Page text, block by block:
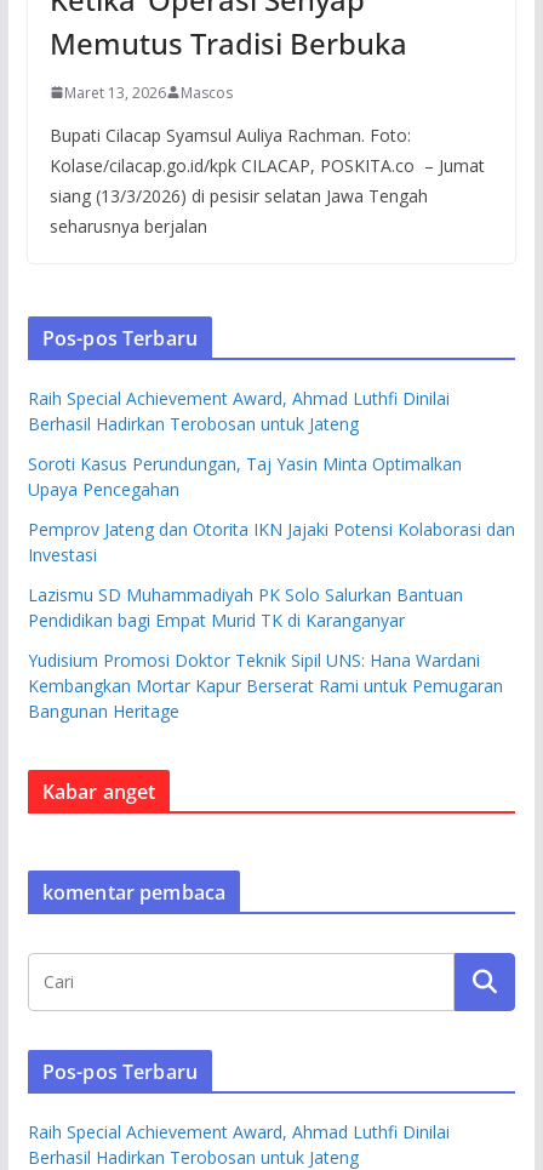
Memutus Tradisi Berbuka
Maret 13, 2026 Mascos
Bupati Cilacap Syamsul Auliya Rachman. Foto:
Kolase/cilacap.go.id/kpk CILACAP, POSKITA.co – Jumat
siang (13/3/2026) di pesisir selatan Jawa Tengah
seharusnya berjalan
Pos-pos Terbaru
Raih Special Achievement Award, Ahmad Luthfi Dinilai
Berhasil Hadirkan Terobosan untuk Jateng
Soroti Kasus Perundungan, Taj Yasin Minta Optimalkan
Upaya Pencegahan
Pemprov Jateng dan Otorita IKN Jajaki Potensi Kolaborasi dan
Investasi
Lazismu SD Muhammadiyah PK Solo Salurkan Bantuan
Pendidikan bagi Empat Murid TK di Karanganyar
Yudisium Promosi Doktor Teknik Sipil UNS: Hana Wardani
Kembangkan Mortar Kapur Berserat Rami untuk Pemugaran
Bangunan Heritage
Kabar anget
komentar pembaca
Pos-pos Terbaru
Raih Special Achievement Award, Ahmad Luthfi Dinilai
Berhasil Hadirkan Terobosan untuk Jateng